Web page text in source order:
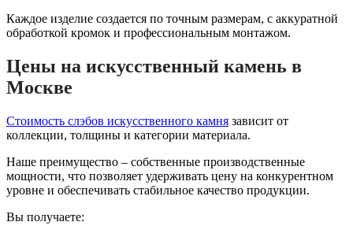
Каждое изделие создается по точным размерам, с аккуратной
обработкой кромок и профессиональным монтажом.
Цены на искусственный камень в
Москве
Стоимость слэбов искусственного камня зависит от
коллекции, толщины и категории материала.
Наше преимущество – собственные производственные
мощности, что позволяет удерживать цену на конкурентном
уровне и обеспечивать стабильное качество продукции.
Вы получаете: